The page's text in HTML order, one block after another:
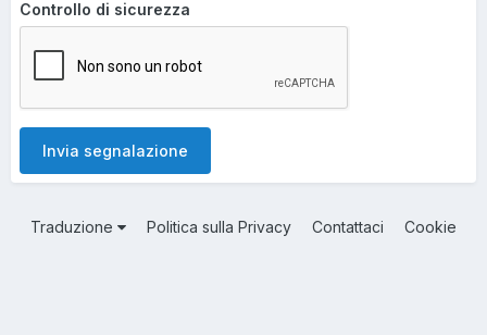
Controllo di sicurezza
Invia segnalazione
Traduzione Politica sulla Privacy Contattaci Cookie